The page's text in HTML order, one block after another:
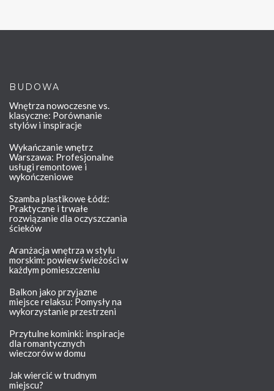
BUDOWA
Wnętrza nowoczesne vs.
klasyczne: Porównanie
stylów i inspiracje
Wykańczanie wnętrz
Warszawa: Profesjonalne
usługi remontowe i
wykończeniowe
Szamba plastikowe Łódź:
Praktyczne i trwałe
rozwiązanie dla oczyszczania
ścieków
Aranżacja wnętrza w stylu
morskim: powiew świeżości w
każdym pomieszczeniu
Balkon jako przyjazne
miejsce relaksu: Pomysły na
wykorzystanie przestrzeni
Przytulne kominki: inspiracje
dla romantycznych
wieczorów w domu
Jak wiercić w trudnym
miejscu?